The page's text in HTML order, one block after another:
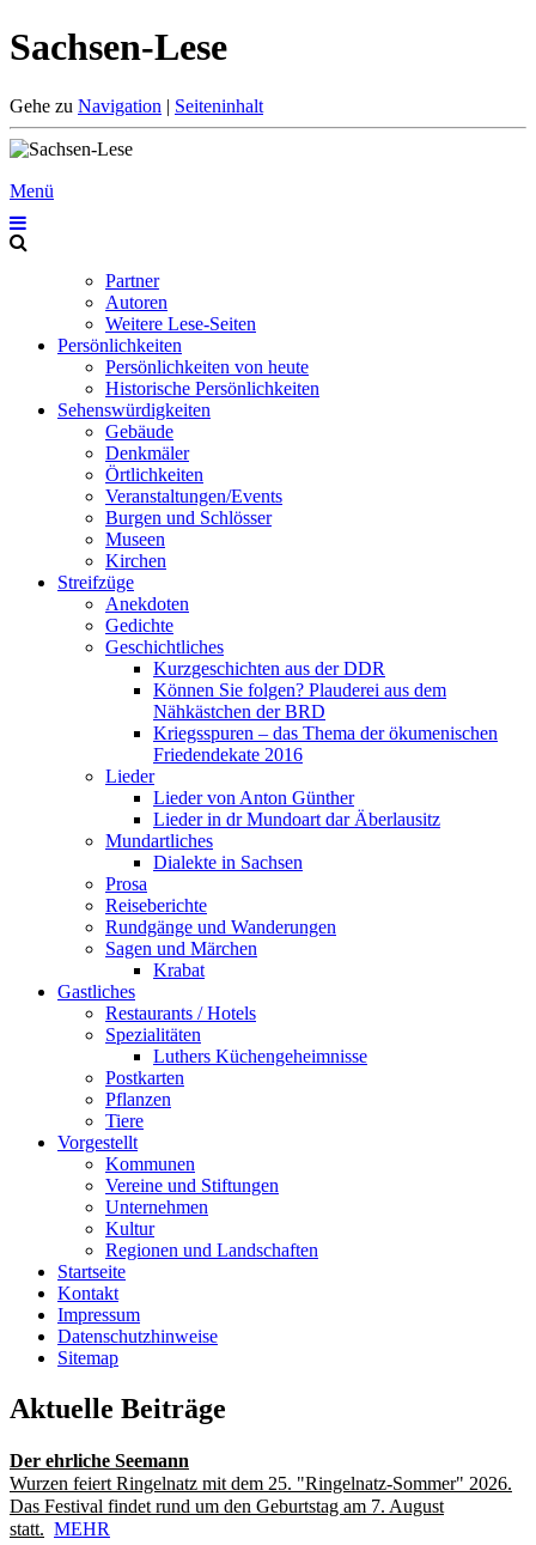
Sachsen-Lese
Gehe zu Navigation | Seiteninhalt
Menü
Partner
Autoren
Weitere Lese-Seiten
Persönlichkeiten
Persönlichkeiten von heute
Historische Persönlichkeiten
Sehenswürdigkeiten
Gebäude
Denkmäler
Örtlichkeiten
Veranstaltungen/Events
Burgen und Schlösser
Museen
Kirchen
Streifzüge
Anekdoten
Gedichte
Geschichtliches
Kurzgeschichten aus der DDR
Können Sie folgen? Plauderei aus dem
Nähkästchen der BRD
Kriegsspuren – das Thema der ökumenischen
Friedendekate 2016
Lieder
Lieder von Anton Günther
Lieder in dr Mundoart dar Äberlausitz
Mundartliches
Dialekte in Sachsen
Prosa
Reiseberichte
Rundgänge und Wanderungen
Sagen und Märchen
Krabat
Gastliches
Restaurants / Hotels
Spezialitäten
Luthers Küchengeheimnisse
Postkarten
Pflanzen
Tiere
Vorgestellt
Kommunen
Vereine und Stiftungen
Unternehmen
Kultur
Regionen und Landschaften
Startseite
Kontakt
Impressum
Datenschutzhinweise
Sitemap
Aktuelle Beiträge
Der ehrliche Seemann
Wurzen feiert Ringelnatz mit dem 25. "Ringelnatz-Sommer" 2026.
Das Festival findet rund um den Geburtstag am 7. August
statt. MEHR